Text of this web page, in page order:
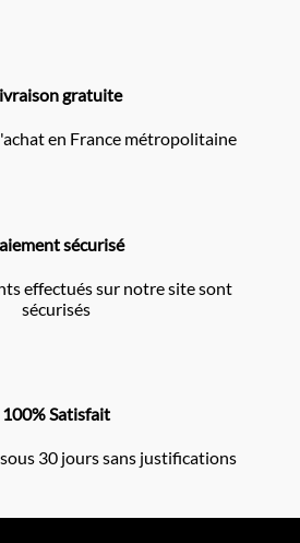
gratuite
en France métropolitaine
sécurisé
effectués sur notre site sont
sécurisés
100% Satisfait
30 jours sans justifications